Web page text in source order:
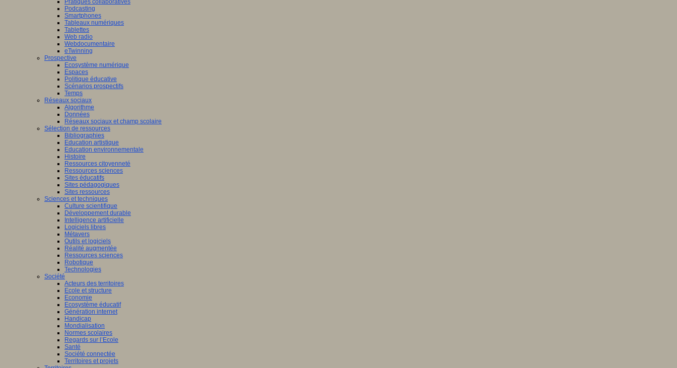
Pratiques collaboratives
Podcasting
Smartphones
Tableaux numériques
Tablettes
Web radio
Webdocumentaire
eTwinning
Prospective
Ecosystème numérique
Espaces
Politique éducative
Scénarios prospectifs
Temps
Réseaux sociaux
Algorithme
Données
Réseaux sociaux et champ scolaire
Sélection de ressources
Bibliographies
Education artistique
Education environnementale
Histoire
Ressources citoyenneté
Ressources sciences
Sites éducatifs
Sites pédagogiques
Sites ressources
Sciences et techniques
Culture scientifique
Développement durable
Intelligence artificielle
Logiciels libres
Métavers
Outils et logiciels
Réalité augmentée
Ressources sciences
Robotique
Technologies
Société
Acteurs des territoires
Ecole et structure
Economie
Ecosystème éducatif
Génération internet
Handicap
Mondialisation
Normes scolaires
Regards sur l’Ecole
Santé
Société connectée
Territoires et projets